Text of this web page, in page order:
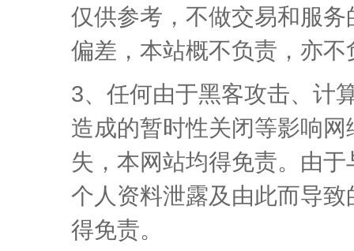
仅供参考，不做交易和服
偏差，本站概不负责，亦
3、任何由于黑客攻击、计
造成的暂时性关闭等影响
失，本网站均得免责。由
个人资料泄露及由此而导
得免责。